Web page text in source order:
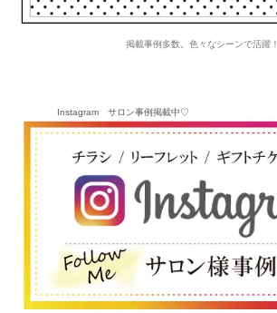
掲載事例多数。色々なシーンで活躍！
Instagram サロン事例掲載中♡